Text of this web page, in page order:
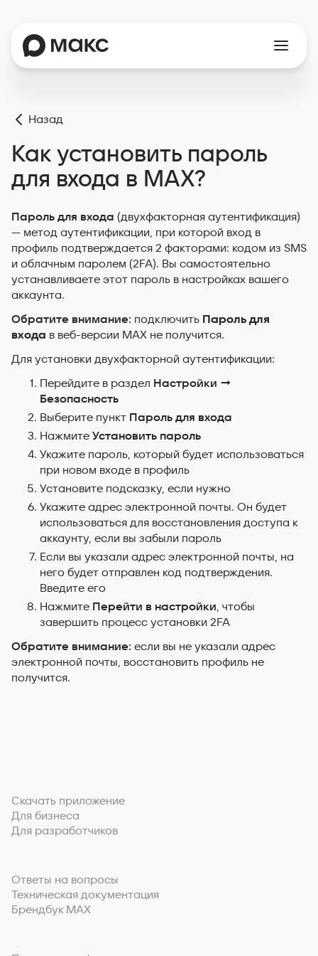
Назад
Как установить пароль
для входа в MAX?
Пароль для входа (двухфакторная аутентификация)
— метод аутентификации, при которой вход в
профиль подтверждается 2 факторами: кодом из SMS
и облачным паролем (2FA). Вы самостоятельно
устанавливаете этот пароль в настройках вашего
аккаунта.
Обратите внимание: подключить Пароль для
входа в веб-версии MAX не получится.
Для установки двухфакторной аутентификации:
Перейдите в раздел Настройки →
Безопасность
Выберите пункт Пароль для входа
Нажмите Установить пароль
Укажите пароль, который будет использоваться
при новом входе в профиль
Установите подсказку, если нужно
Укажите адрес электронной почты. Он будет
использоваться для восстановления доступа к
аккаунту, если вы забыли пароль
Если вы указали адрес электронной почты, на
него будет отправлен код подтверждения.
Введите его
Нажмите Перейти в настройки, чтобы
завершить процесс установки 2FA
Обратите внимание: если вы не указали адрес
электронной почты, восстановить профиль не
получится.
Скачать приложение
Для бизнеса
Для разработчиков
Ответы на вопросы
Техническая документация
Брендбук MAX